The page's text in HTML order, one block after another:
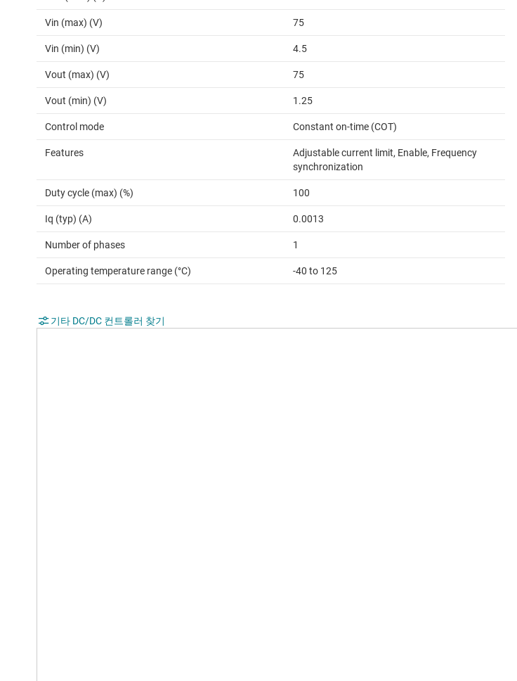
Vin (max) (V) 75
Vin (min) (V) 4.5
Vout (max) (V) 75
Vout (min) (V) 1.25
Control mode Constant on-time (COT)
Features
Adjustable current limit, Enable, Frequency
synchronization
Duty cycle (max) (%) 100
Iq (typ) (A) 0.0013
Number of phases 1
Operating temperature range (°C) -40 to 125
기타 DC/DC 컨트롤러 찾기